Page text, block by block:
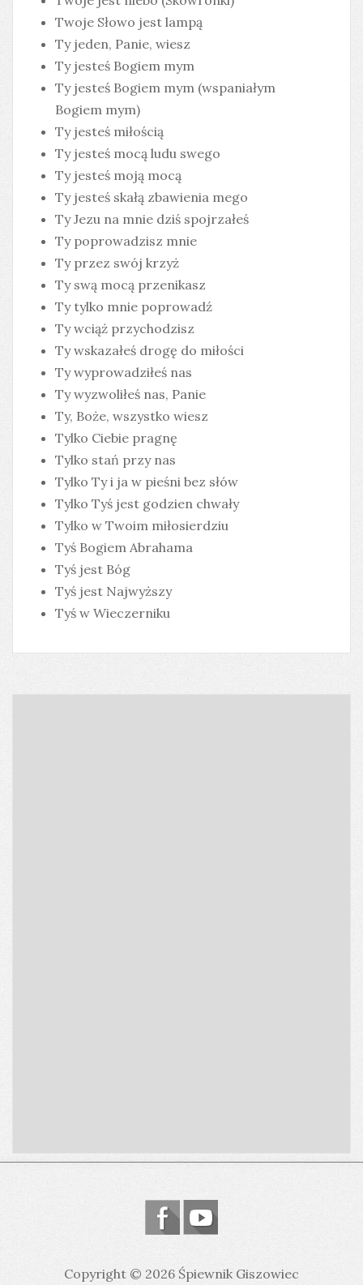
Twoje Słowo jest lampą
Ty jeden, Panie, wiesz
Ty jesteś Bogiem mym
Ty jesteś Bogiem mym (wspaniałym
Bogiem mym)
Ty jesteś miłością
Ty jesteś mocą ludu swego
Ty jesteś moją mocą
Ty jesteś skałą zbawienia mego
Ty Jezu na mnie dziś spojrzałeś
Ty poprowadzisz mnie
Ty przez swój krzyż
Ty swą mocą przenikasz
Ty tylko mnie poprowadź
Ty wciąż przychodzisz
Ty wskazałeś drogę do miłości
Ty wyprowadziłeś nas
Ty wyzwoliłeś nas, Panie
Ty, Boże, wszystko wiesz
Tylko Ciebie pragnę
Tylko stań przy nas
Tylko Ty i ja w pieśni bez słów
Tylko Tyś jest godzien chwały
Tylko w Twoim miłosierdziu
Tyś Bogiem Abrahama
Tyś jest Bóg
Tyś jest Najwyższy
Tyś w Wieczerniku
Copyright © 2026 Śpiewnik Giszowiec